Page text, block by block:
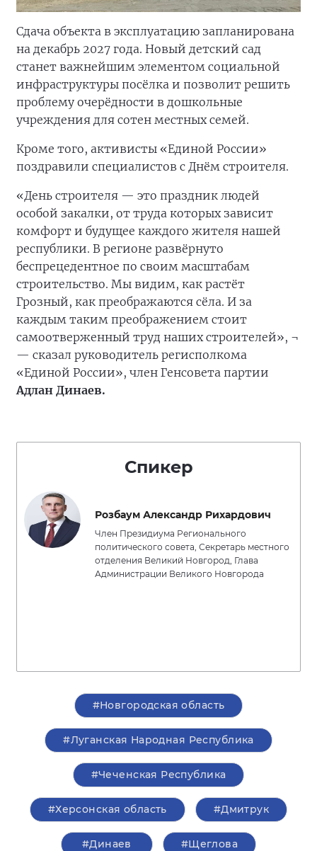
Сдача объекта в эксплуатацию запланирована
на декабрь 2027 года. Новый детский сад
станет важнейшим элементом социальной
инфраструктуры посёлка и позволит решить
проблему очерёдности в дошкольные
учреждения для сотен местных семей.
Кроме того, активисты «Единой России»
поздравили специалистов с Днём строителя.
«День строителя — это праздник людей
особой закалки, от труда которых зависит
комфорт и будущее каждого жителя нашей
республики. В регионе развёрнуто
беспрецедентное по своим масштабам
строительство. Мы видим, как растёт
Грозный, как преображаются сёла. И за
каждым таким преображением стоит
самоотверженный труд наших строителей», ¬
— сказал руководитель регисполкома
«Единой России», член Генсовета партии
Адлан Динаев.
Спикер
Розбаум Александр Рихардович
Член Президиума Регионального
политического совета, Секретарь местного
отделения Великий Новгород, Глава
Администрации Великого Новгорода
#Новгородская область
#Луганская Народная Республика
#Чеченская Республика
#Херсонская область #Дмитрук
#Динаев #Щеглова